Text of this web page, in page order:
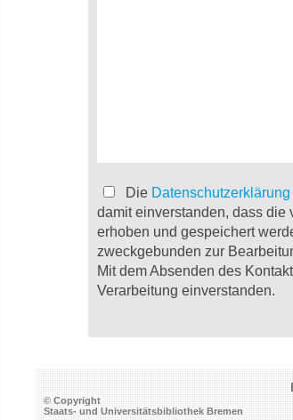
Die Datenschutzerklärung
damit einverstanden, dass die
erhoben und gespeichert
zweckgebunden zur
Mit dem Absenden des
Verarbeitung einverstanden.
© Copyright
Staats- und Universitätsbibliothek Bremen